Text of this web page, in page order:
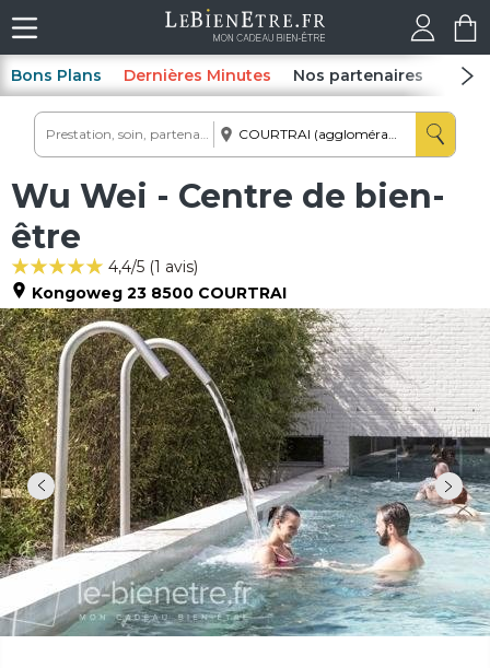
Bons Plans Dernières Minutes Nos partenaires Spas
Wu Wei - Centre de bien-
être
4,4/5 (1 avis)
Kongoweg 23 8500 COURTRAI